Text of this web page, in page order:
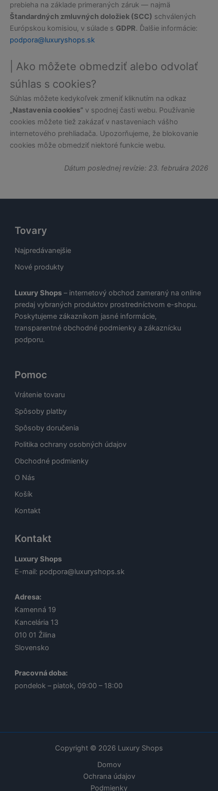
prebieha na základe primeraných záruk — najmä
Štandardných zmluvných doložiek (SCC) schválených
Európskou komisiou, v súlade s GDPR. Ďalšie informácie:
podpora@luxuryshops.sk
| Ako môžete obmedziť alebo odvolať
súhlas s cookies?
Súhlas môžete kedykoľvek zmeniť kliknutím na odkaz
„Nastavenia cookies” v spodnej časti webu. Používanie
cookies môžete tiež zakázať v nastaveniach vášho
internetového prehliadača. Upozorňujeme, že blokovanie
cookies môže obmedziť niektoré funkcie webu.
Dátum poslednej revízie: 23. februára 2026
Tovary
Najpredávanejšie
Nové produkty
Luxury Shops – internetový obchod zameraný na online
predaj vybraných produktov prostredníctvom e-shopu.
Poskytujeme zákazníkom jasné informácie,
transparentné obchodné podmienky a zákaznícku
podporu.
Pomoc
Vrátenie tovaru
Spôsoby platby
Spôsoby doručenia
Politika ochrany osobných údajov
Obchodné podmienky
O Nás
Košík
Kontakt
Kontakt
Luxury Shops
E-mail: podpora@luxuryshops.sk
Adresa:
Kamenná 19
Kancelária 13
010 01 Žilina
Slovensko
Pracovná doba:
pondelok – piatok, 09:00 – 18:00
Copyright © 2026 Luxury Shops
Domov
Ochrana údajov
Podmienky